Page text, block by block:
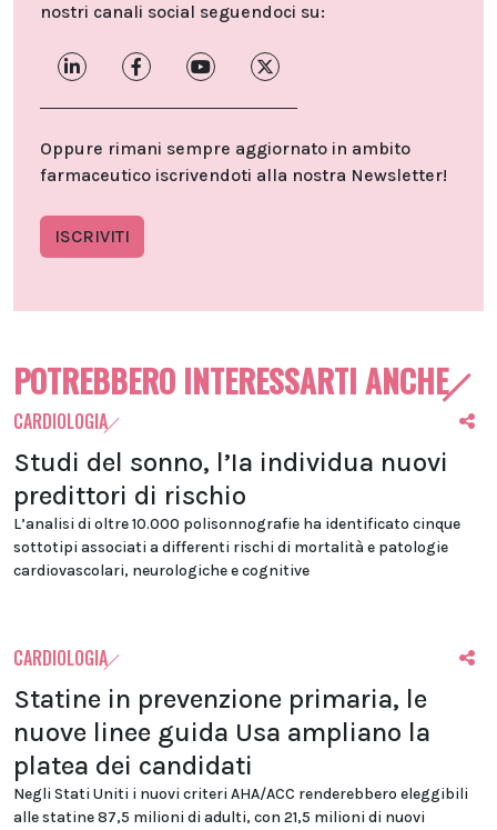
nostri canali social seguendoci su:
Oppure rimani sempre aggiornato in ambito
farmaceutico iscrivendoti alla nostra Newsletter!
ISCRIVITI
POTREBBERO INTERESSARTI ANCHE
CARDIOLOGIA
Studi del sonno, l’Ia individua nuovi
predittori di rischio
L’analisi di oltre 10.000 polisonnografie ha identificato cinque
sottotipi associati a differenti rischi di mortalità e patologie
cardiovascolari, neurologiche e cognitive
CARDIOLOGIA
Statine in prevenzione primaria, le
nuove linee guida Usa ampliano la
platea dei candidati
Negli Stati Uniti i nuovi criteri AHA/ACC renderebbero eleggibili
alle statine 87,5 milioni di adulti, con 21,5 milioni di nuovi